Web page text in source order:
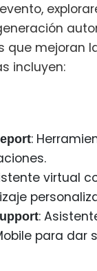
que mejoran
incluyen:
:
virtual
:
para dar